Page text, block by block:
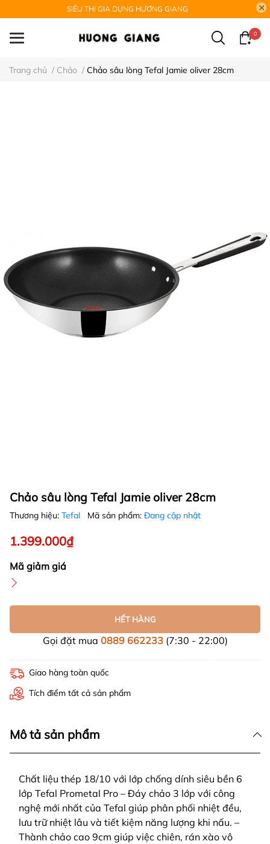
SIÊU THỊ GIA DỤNG HƯƠNG GIANG
0
Trang chủ / Chảo / Chảo sâu lòng Tefal Jamie oliver 28cm
Chảo sâu lòng Tefal Jamie oliver 28cm
Thương hiệu: Tefal Mã sản phẩm: Đang cập nhật
1.399.000₫
Mã giảm giá
HẾT HÀNG
Gọi đặt mua 0889 662233(7:30 - 22:00)
Giao hàng toàn quốc
Tích điểm tất cả sản phẩm
Mô tả sản phẩm
Chất liệu thép 18/10 với lớp chống dính siêu bền 6
lớp Tefal Prometal Pro – Đáy chảo 3 lớp với công
nghệ mới nhất của Tefal giúp phân phối nhiệt đều,
lưu trữ nhiệt lâu và tiết kiệm năng lượng khi nấu. –
Thành chảo cao 9cm giúp việc chiên, rán xào vô